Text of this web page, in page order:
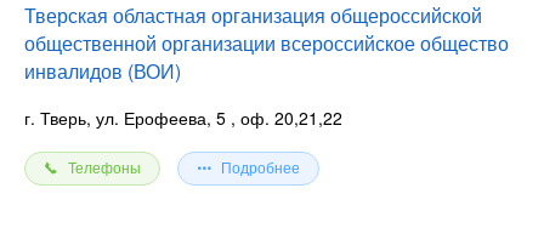
Тверская областная организация общероссийской
общественной организации всероссийское общество
инвалидов (ВОИ)
г. Тверь, ул. Ерофеева, 5 , оф. 20,21,22
Телефоны Подробнее